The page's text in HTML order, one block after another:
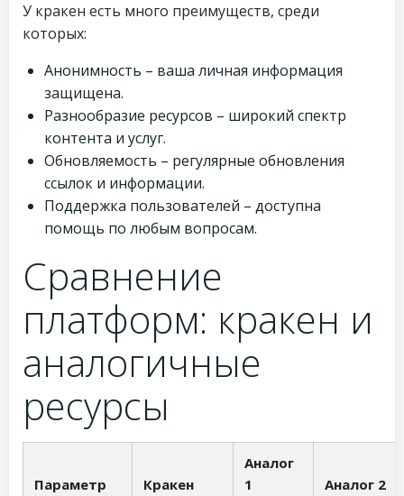
У кракен есть много преимуществ, среди
которых:
Анонимность – ваша личная информация
защищена.
Разнообразие ресурсов – широкий спектр
контента и услуг.
Обновляемость – регулярные обновления
ссылок и информации.
Поддержка пользователей – доступна
помощь по любым вопросам.
Сравнение
платформ: кракен и
аналогичные
ресурсы
Параметр Кракен
Аналог
1
Аналог 2